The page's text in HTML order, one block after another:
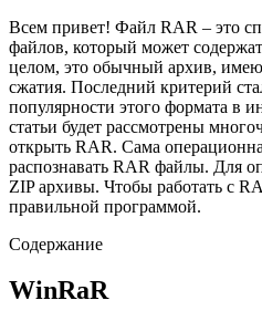
Всем привет! Файл RAR – это
файлов, который может
целом, это обычный архив,
сжатия. Последний критерий
популярности этого формата в
статьи будет рассмотрены
открыть RAR. Сама
распознавать RAR файлы. Для
ZIP архивы. Чтобы работать с
правильной программой.
Содержание
WinRaR